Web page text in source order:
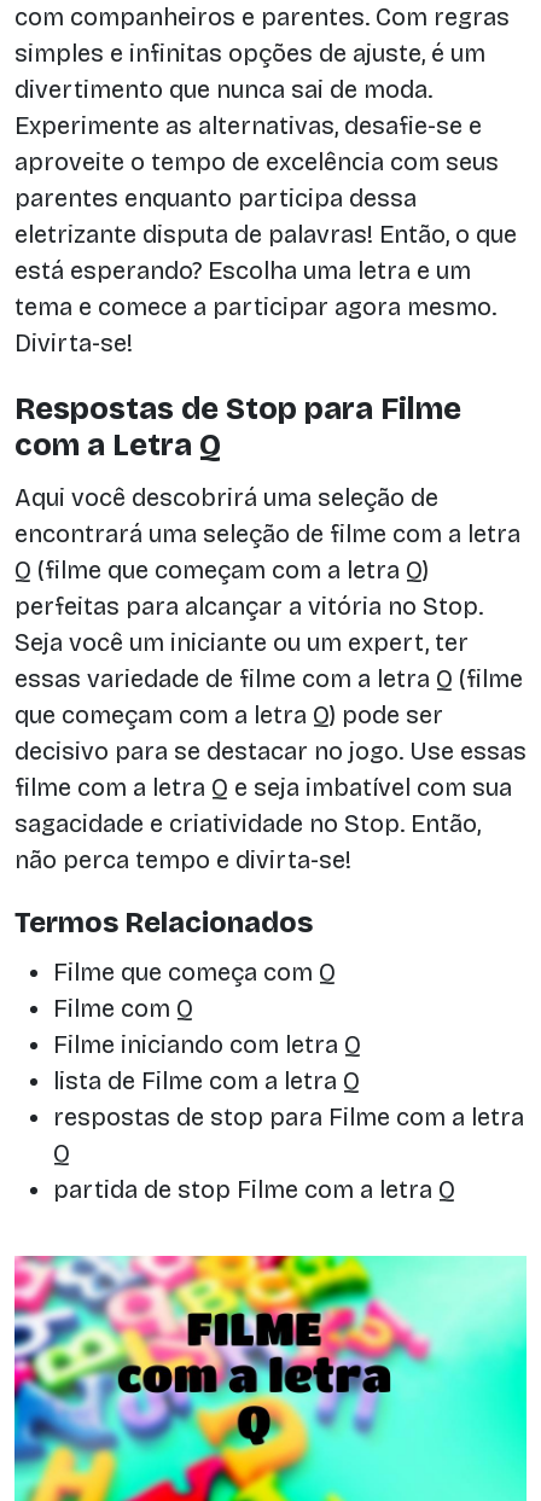
com companheiros e parentes. Com regras
simples e infinitas opções de ajuste, é um
divertimento que nunca sai de moda.
Experimente as alternativas, desafie-se e
aproveite o tempo de excelência com seus
parentes enquanto participa dessa
eletrizante disputa de palavras! Então, o que
está esperando? Escolha uma letra e um
tema e comece a participar agora mesmo.
Divirta-se!
Respostas de Stop para Filme
com a Letra Q
Aqui você descobrirá uma seleção de
encontrará uma seleção de filme com a letra
Q (filme que começam com a letra Q)
perfeitas para alcançar a vitória no Stop.
Seja você um iniciante ou um expert, ter
essas variedade de filme com a letra Q (filme
que começam com a letra Q) pode ser
decisivo para se destacar no jogo. Use essas
filme com a letra Q e seja imbatível com sua
sagacidade e criatividade no Stop. Então,
não perca tempo e divirta-se!
Termos Relacionados
Filme que começa com Q
Filme com Q
Filme iniciando com letra Q
lista de Filme com a letra Q
respostas de stop para Filme com a letra
Q
partida de stop Filme com a letra Q